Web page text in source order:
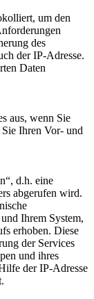
um den
des
der IP-Adresse.
Daten
aus, wenn Sie
Ihren Vor- und
d.h. eine
abgerufen wird.
Ihrem System,
erhoben. Diese
der Services
und ihres
der IP-Adresse